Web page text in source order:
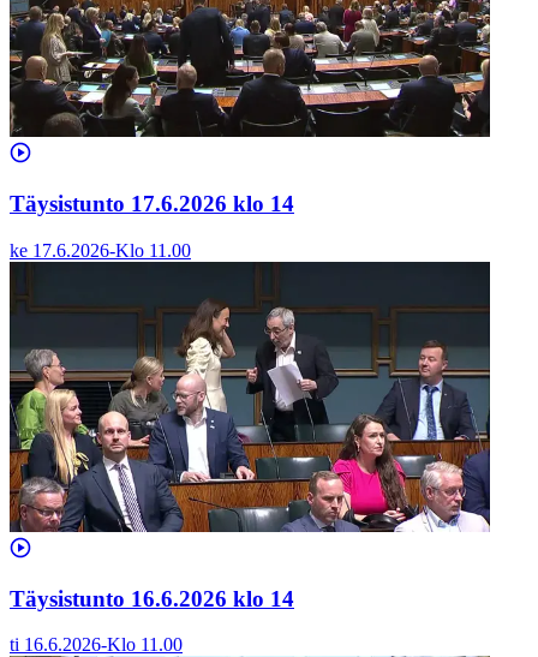
Täysistunto 17.6.2026 klo 14
ke 17.6.2026-Klo 11.00
Täysistunto 16.6.2026 klo 14
ti 16.6.2026-Klo 11.00